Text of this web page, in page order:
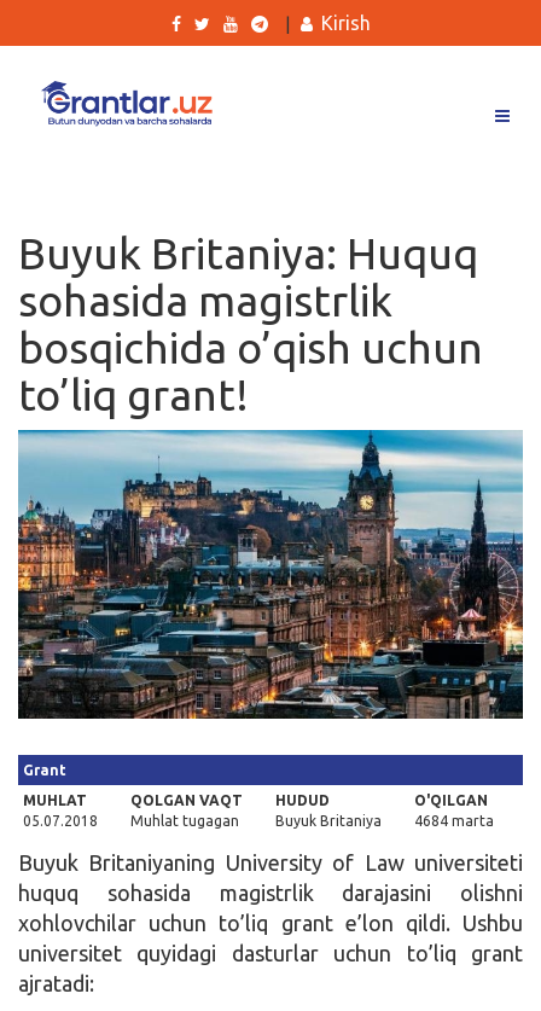
Ishlar
Kurslar
Blog
Yana
Qidirish
Kirish
Kirish
Buyuk Britaniya: Huquq
sohasida magistrlik
bosqichida o’qish uchun
to’liq grant!
Grant
MUHLAT
05.07.2018
QOLGAN VAQT
Muhlat tugagan
HUDUD
Buyuk Britaniya
O'QILGAN
4684 marta
Buyuk Britaniyaning University of Law universiteti
huquq sohasida magistrlik darajasini olishni
xohlovchilar uchun to’liq grant e’lon qildi. Ushbu
universitet quyidagi dasturlar uchun to’liq grant
ajratadi: